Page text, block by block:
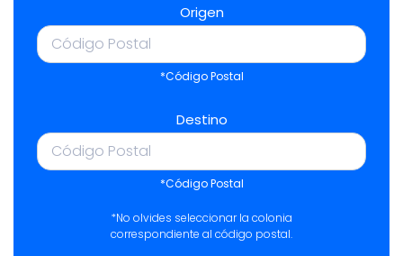
Origen
*Código Postal
Destino
*Código Postal
*No olvides seleccionar la colonia
correspondiente al código postal.